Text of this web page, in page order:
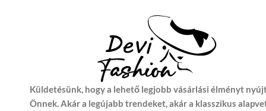
Küldetésünk, hogy a lehető legjobb vásárlási élményt
Önnek. Akár a legújabb trendeket, akár a klasszikus